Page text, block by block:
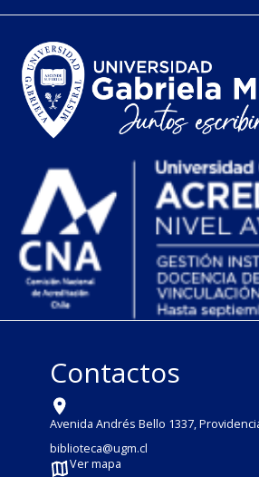
Contactos
Avenida Andrés Bello 1337,
biblioteca@ugm.cl
Ver mapa